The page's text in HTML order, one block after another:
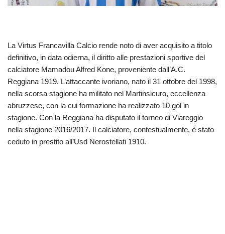
La Virtus Francavilla Calcio rende noto di aver acquisito a titolo
definitivo, in data odierna, il diritto alle prestazioni sportive del
calciatore Mamadou Alfred Kone, proveniente dall’A.C.
Reggiana 1919. L’attaccante ivoriano, nato il 31 ottobre del 1998,
nella scorsa stagione ha militato nel Martinsicuro, eccellenza
abruzzese, con la cui formazione ha realizzato 10 gol in
stagione. Con la Reggiana ha disputato il torneo di Viareggio
nella stagione 2016/2017. Il calciatore, contestualmente, è stato
ceduto in prestito all’Usd Nerostellati 1910.